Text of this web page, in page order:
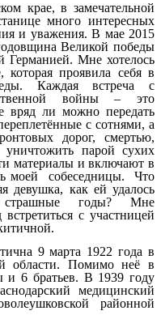
в замечательной
много интересных
и уважения. В мае 2015
Великой победы
Германией. Мне хотелось
которая проявила себя в
Каждая встреча с
войны – это
вряд ли можно передать
с сотнями, а
дорог, смертью,
парой сухих
материалы и включают в
моей собеседницы. Что
девушка, как ей удалось
годы? Мне
с участницей
9 марта 1922 года в
области. Помимо неё в
и 6 братьев. В 1939 году
медицинский
районной